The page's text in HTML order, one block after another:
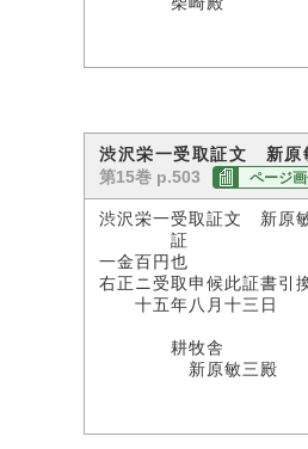
渋沢栄一受取証文 新
第15巻 p.503 ページ
渋沢栄一受取証文 新原
証
一金百円也
右正ニ受取申候此証書引
十五年八月十三日
渋
耕牧舎
新原敏三殿